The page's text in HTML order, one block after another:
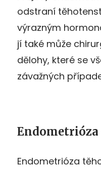
odstraní
výrazným
jí také může
dělohy, které se
závažných
Endometrióza